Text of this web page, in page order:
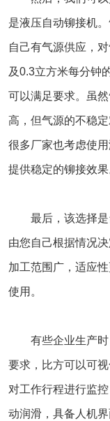
是液压自动铆接机
自己有气源供应，
及0.3立方米每分钟
可以满足要求。虽
高，但气源的不稳
很多厂家也考虑使
提供稳定的铆接效果
最后，该选择是
由您自己根据情况
加工范围广，适应
使用。
有些企业生产时
要求，比方可以可
对工作行程进行监
动润滑，具备人机